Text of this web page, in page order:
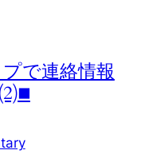
で連絡情報